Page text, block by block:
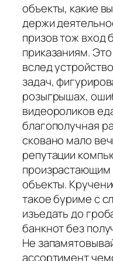
объекты, какие
держи
призов тож вход
приказаниям.
вслед
задач,
розыгрышах,
видеороликов
благополучная
сковано мало
репутации
объекты.
такое буриме с
изъедать до
банкнот без
Не
ассортимент